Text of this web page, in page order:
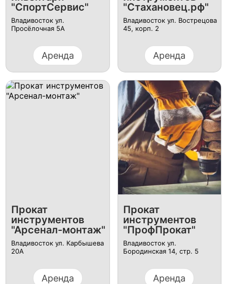
"СпортСервис"
Владивосток ул.
Просёлочная 5А
Аренда
"Стахановец.рф"
Владивосток ул. Вострецова
45, корп. 2
Аренда
Прокат
инструментов
"Арсенал-монтаж"
Владивосток ул. Карбышева
20А
Аренда
Прокат
инструментов
"ПрофПрокат"
Владивосток ул.
Бородинская 14, стр. 5
Аренда